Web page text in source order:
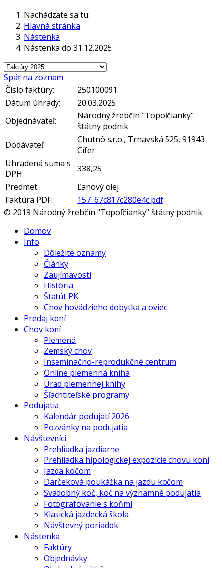
Nachádzate sa tu:
Hlavná stránka
Nástenka
Nástenka do 31.12.2025
Späť na zoznam
Číslo faktúry:
250100091
Dátum úhrady:
20.03.2025
Objednávateľ:
Národný žrebčín "Topoľčianky"
štátny podnik
Dodávateľ:
Chutnô s.r.o., Trnavská 525, 91943
Cífer
Uhradená suma s
DPH:
338,25
Predmet:
Ľanový olej
Faktúra PDF:
157_67c817c280e4c.pdf
© 2019 Národný žrebčín "Topoľčianky" štátny podnik
Domov
Info
Dôležité oznamy
Články
Zaujímavosti
História
Štatút PK
Chov hovädzieho dobytka a oviec
Predaj koní
Chov koní
Plemená
Zemský chov
Inseminačno-reprodukčné centrum
Online plemenná kniha
Úrad plemennej knihy
Šľachtiteľské programy
Podujatia
Kalendár podujatí 2026
Pozvánky na podujatia
Návštevníci
Prehliadka jazdiarne
Prehliadka hipologickej expozície chovu koní
Jazda kočom
Darčeková poukážka na jazdu kočom
Svadobný koč, koč na významné podujatia
Fotografovanie s koňmi
Klasická jazdecká škola
Návštevný poriadok
Nástenka
Faktúry
Objednávky